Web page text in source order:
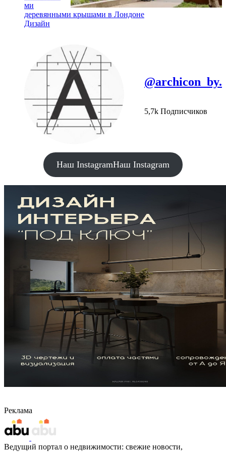
ми
деревянными крышами в Лондоне
Дизайн
@archicon_by.
5,7k Подписчиков
Наш InstagramНаш Instagram
Реклама
Ведущий портал о недвижимости: свежие новости,